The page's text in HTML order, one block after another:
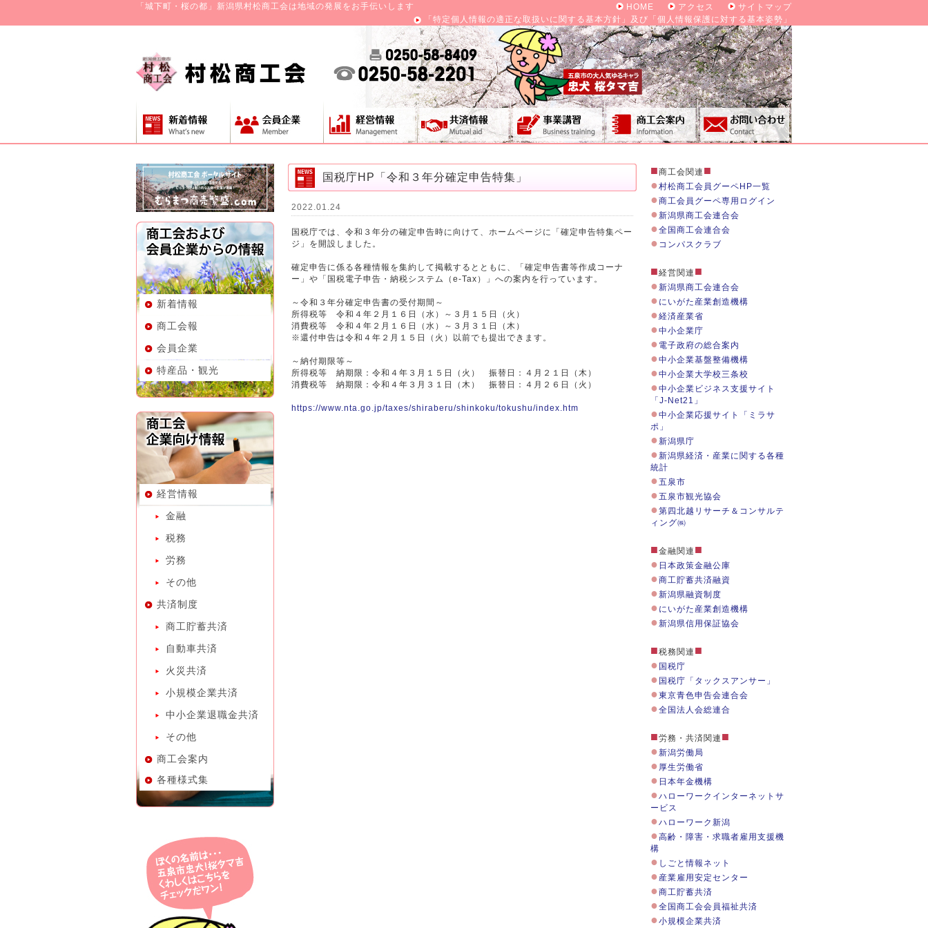
「城下町・桜の都」新潟県村松商工会は地域の発展をお手伝いします サイトマップ
アクセス
HOME
「特定個人情報の適正な取扱いに関する基本方針」及び「個人情報保護に対する基本姿勢」
新着情報
商工会報
会員企業
特産品・観光
経営情報
金融
税務
労務
その他
共済制度
商工貯蓄共済
自動車共済
火災共済
小規模企業共済
中小企業退職金共済
その他
商工会案内
各種様式集
■商工会関連 ■
●村松商工会員グーペHP一覧
●商工会員グーペ専用ログイン
●新潟県商工会連合会
●全国商工会連合会
● コンパスクラブ
■経営関連 ■
●新潟県商工会連合会
● にいがた産業創造機構
●経済産業省
●中小企業庁
● 電子政府の総合案内
●中小企業基盤整備機構
●中小企業大学校三条校
●中小企業ビジネス支援サイト
「J-Net21」
●中小企業応援サイト「ミラサ
ポ」
●新潟県庁
●新潟県経済・産業に関する各種
統計
●五泉市
●五泉市観光協会
●第四北越リサーチ＆コンサルテ
ィング㈱
■金融関連 ■
● 日本政策金融公庫
●商工貯蓄共済融資
●新潟県融資制度
● にいがた産業創造機構
●新潟県信用保証協会
■税務関連 ■
● 国税庁
● 国税庁「タックスアンサー」
●東京青色申告会連合会
●全国法人会総連合
■労務・共済関連 ■
●新潟労働局
● 厚生労働省
● 日本年金機構
●ハローワークインターネットサ
ービス
●ハローワーク新潟
●高齢・障害・求職者雇用支援機
構
● しごと情報ネット
● 産業雇用安定センター
●商工貯蓄共済
●全国商工会会員福祉共済
●小規模企業共済
国税庁HP「令和３年分確定申告特集」
2022.01.24
国税庁では、令和３年分の確定申告時に向けて、ホームページに「確定申告特集ペー
ジ」を開設しました。
確定申告に係る各種情報を集約して掲載するとともに、「確定申告書等作成コーナ
ー」や「国税電子申告・納税システム（e-Tax）」への案内を行っています。
～令和３年分確定申告書の受付期間～
所得税等 令和４年２月１６日（水）～３月１５日（火）
消費税等 令和４年２月１６日（水）～３月３１日（木）
※還付申告は令和４年２月１５日（火）以前でも提出できます。
～納付期限等～
所得税等 納期限：令和４年３月１５日（火） 振替日：４月２１日（木）
消費税等 納期限：令和４年３月３１日（木） 振替日：４月２６日（火）
https://www.nta.go.jp/taxes/shiraberu/shinkoku/tokushu/index.htm